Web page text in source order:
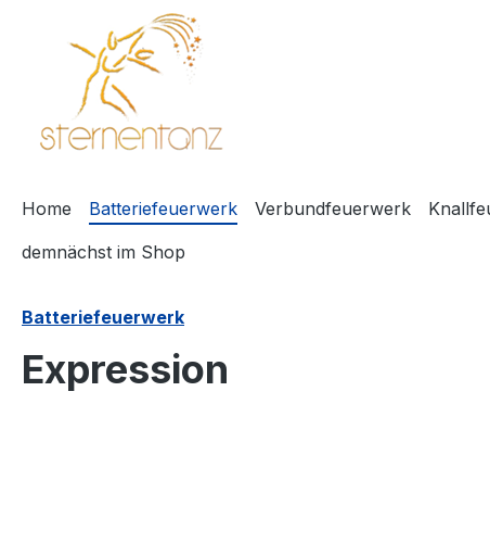
Zur Hauptnavigation springen
Home Batteriefeuerwerk Verbundfeuerwerk
demnächst im Shop
Batteriefeuerwerk
Expression